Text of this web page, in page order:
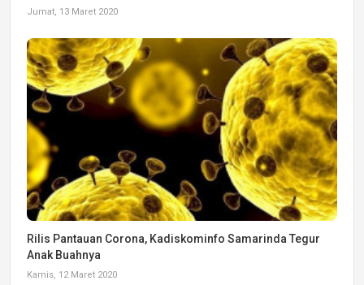
Jumat, 13 Maret 2020
Rilis Pantauan Corona, Kadiskominfo Samarinda Tegur
Anak Buahnya
Kamis, 12 Maret 2020